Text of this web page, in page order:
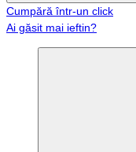
Cumpără într-un click
Ai găsit mai ieftin?